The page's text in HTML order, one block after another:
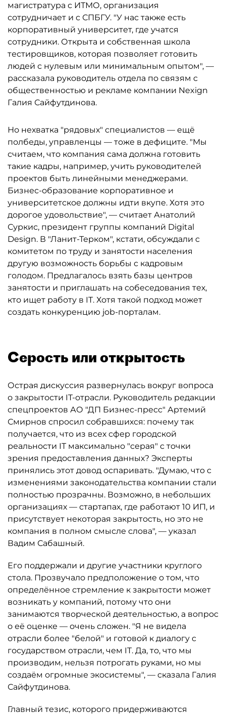
магистратура с ИТМО, организация
сотрудничает и с СПБГУ. "У нас также есть
корпоративный университет, где учатся
сотрудники. Открыта и собственная школа
тестировщиков, которая позволяет готовить
людей с нулевым или минимальным опытом", —
рассказала руководитель отдела по связям с
общественностью и рекламе компании Nexign
Галия Сайфутдинова.
Но нехватка "рядовых" специалистов — ещё
полбеды, управленцы — тоже в дефиците. "Мы
считаем, что компания сама должна готовить
такие кадры, например, учить руководителей
проектов быть линейными менеджерами.
Бизнес-образование корпоративное и
университетское должны идти вкупе. Хотя это
дорогое удовольствие", — считает Анатолий
Суркис, президент группы компаний Digital
Design. В "Ланит-Терком", кстати, обсуждали с
комитетом по труду и занятости населения
другую возможность борьбы с кадровым
голодом. Предлагалось взять базы центров
занятости и приглашать на собеседования тех,
кто ищет работу в IT. Хотя такой подход может
создать конкуренцию job-порталам.
Серость или открытость
Острая дискуссия развернулась вокруг вопроса
о закрытости IT-отрасли. Руководитель редакции
спецпроектов АО "ДП Бизнес-пресс" Артемий
Смирнов спросил собравшихся: почему так
получается, что из всех сфер городской
реальности IT максимально "серая" с точки
зрения предоставления данных? Эксперты
принялись этот довод оспаривать. "Думаю, что с
изменениями законодательства компании стали
полностью прозрачны. Возможно, в небольших
организациях — стартапах, где работают 10 ИП, и
присутствует некоторая закрытость, но это не
компания в полном смысле слова", — указал
Вадим Сабашный.
Его поддержали и другие участники круглого
стола. Прозвучало предположение о том, что
определённое стремление к закрытости может
возникать у компаний, потому что они
занимаются творческой деятельностью, а вопрос
о её оценке — очень сложен. "Я не видела
отрасли более "белой" и готовой к диалогу с
государством отрасли, чем IT. Да, то, что мы
производим, нельзя потрогать руками, но мы
создаём огромные экосистемы", — сказала Галия
Сайфутдинова.
Главный тезис, которого придерживаются